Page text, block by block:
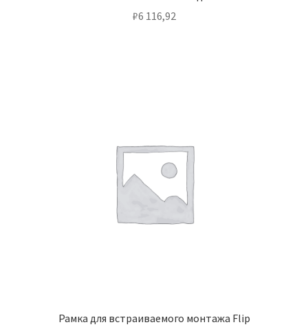
₽6 116,92
Рамка для встраиваемого монтажа Flip